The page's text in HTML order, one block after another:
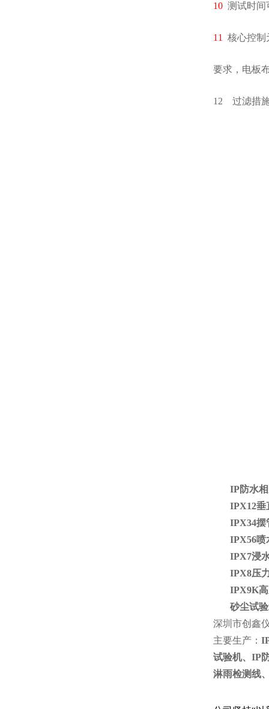
10 测试时间
11 核心控制
要求，电板
12 过滤措
IP防水
IPX12垂
IPX34摆
IPX56喷
IPX7浸
IPX8压
IPX9K
砂尘试
深圳市创鑫
主要生产：
试验机、 IP
淋雨检测线